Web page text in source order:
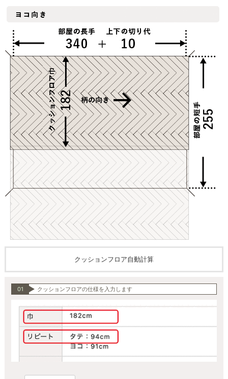
クッションフロア自動計算
01 クッションフロアの仕様を入力します